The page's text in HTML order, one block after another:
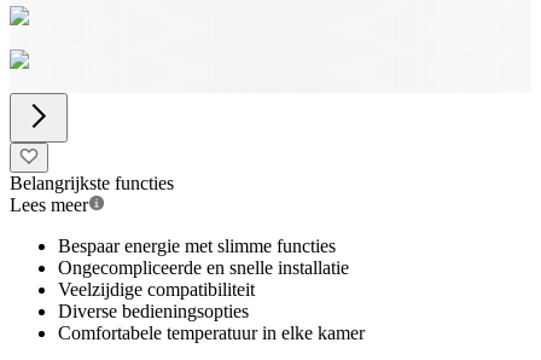
Belangrijkste functies
Lees meer
Bespaar energie met slimme functies
Ongecompliceerde en snelle installatie
Veelzijdige compatibiliteit
Diverse bedieningsopties
Comfortabele temperatuur in elke kamer